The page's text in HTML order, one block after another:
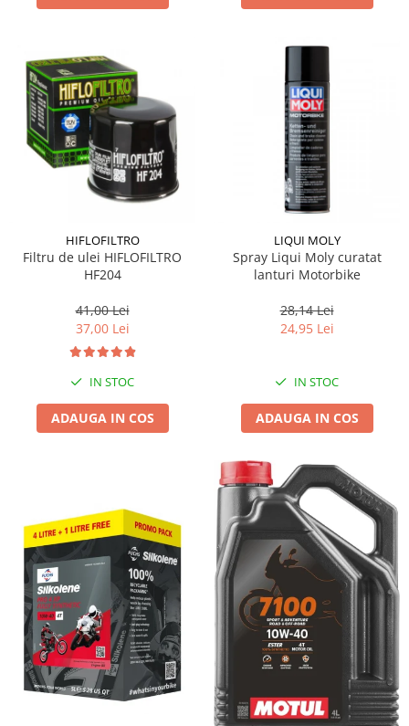
HIFLOFILTRO
Filtru de ulei HIFLOFILTRO
HF204
41,00 Lei
37,00 Lei
IN STOC
ADAUGA IN COS
LIQUI MOLY
Spray Liqui Moly curatat
lanturi Motorbike
28,14 Lei
24,95 Lei
IN STOC
ADAUGA IN COS